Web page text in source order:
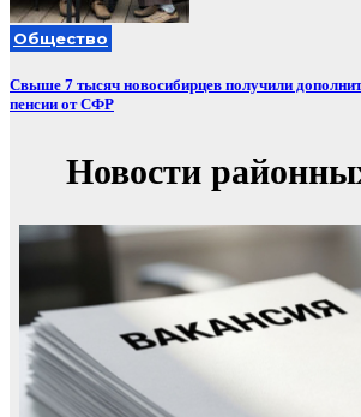
Общество
Свыше 7 тысяч новосибирцев получили
пенсии от СФР